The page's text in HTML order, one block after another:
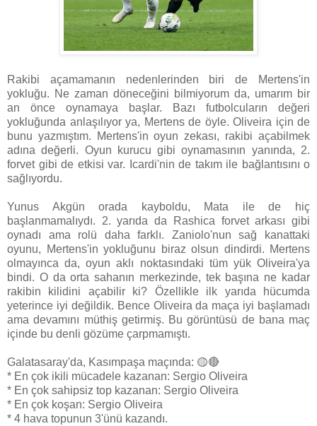
Rakibi açamamanın nedenlerinden biri de Mertens'in
yokluğu. Ne zaman döneceğini bilmiyorum da, umarım bir
an önce oynamaya başlar. Bazı futbolcuların değeri
yokluğunda anlaşılıyor ya, Mertens de öyle. Oliveira için de
bunu yazmıştım. Mertens'in oyun zekası, rakibi açabilmek
adına değerli. Oyun kurucu gibi oynamasının yanında, 2.
forvet gibi de etkisi var. Icardi'nin de takım ile bağlantısını o
sağlıyordu.
Yunus Akgün orada kayboldu, Mata ile de hiç
başlanmamalıydı. 2. yarıda da Rashica forvet arkası gibi
oynadı ama rolü daha farklı. Zaniolo'nun sağ kanattaki
oyunu, Mertens'in yokluğunu biraz olsun dindirdi. Mertens
olmayınca da, oyun aklı noktasındaki tüm yük Oliveira'ya
bindi. O da orta sahanın merkezinde, tek başına ne kadar
rakibin kilidini açabilir ki? Özellikle ilk yarıda hücumda
yeterince iyi değildik. Bence Oliveira da maça iyi başlamadı
ama devamını müthiş getirmiş. Bu görüntüsü de bana maç
içinde bu denli gözüme çarpmamıştı.
Galatasaray'da, Kasımpaşa maçında: 🟡🔴
* En çok ikili mücadele kazanan: Sergio Oliveira
* En çok sahipsiz top kazanan: Sergio Oliveira
* En çok koşan: Sergio Oliveira
* 4 hava topunun 3'ünü kazandı.